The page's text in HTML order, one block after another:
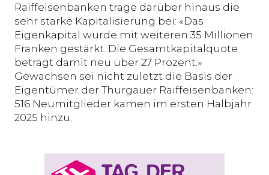
Raiffeisenbanken trage darüber hinaus die
sehr starke Kapitalisierung bei: «Das
Eigenkapital wurde mit weiteren 35 Millionen
Franken gestärkt. Die Gesamtkapitalquote
beträgt damit neu über 27 Prozent.»
Gewachsen sei nicht zuletzt die Basis der
Eigentümer der Thurgauer Raiffeisenbanken:
516 Neumitglieder kamen im ersten Halbjahr
2025 hinzu.